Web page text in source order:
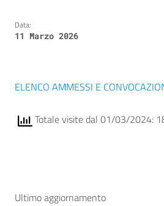
Data:
11 Marzo 2026
ELENCO AMMESSI E
Totale visite dal 01/03/2024:
Ultimo aggiornamento